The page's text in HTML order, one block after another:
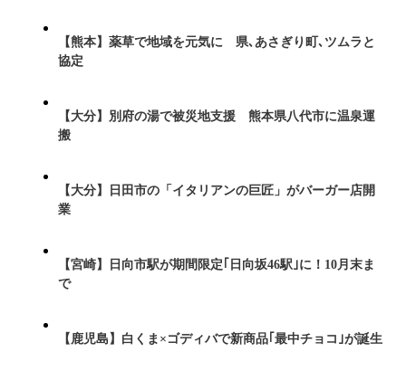
【熊本】薬草で地域を元気に 県､あさぎり町､ツムラと
協定
【大分】別府の湯で被災地支援 熊本県八代市に温泉運
搬
【大分】日田市の「イタリアンの巨匠」がバーガー店開
業
【宮崎】日向市駅が期間限定｢日向坂46駅｣に！10月末ま
で
【鹿児島】白くま×ゴディバで新商品｢最中チョコ｣が誕生